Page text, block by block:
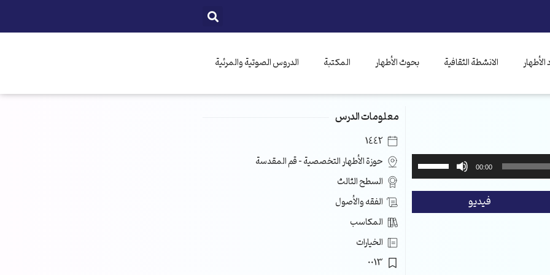
الانشطة الثقافية بحوث الأطهار المكتبة الدروس الصوتية والمرئية
00:00
استخدم
الأسهم
فيديو
معلومات الدرس
1442
حوزة الأطهار التخصصية – قم المقدسة
السطح الثالث
الفقه والأصول
المكاسب
الخيارات
0013